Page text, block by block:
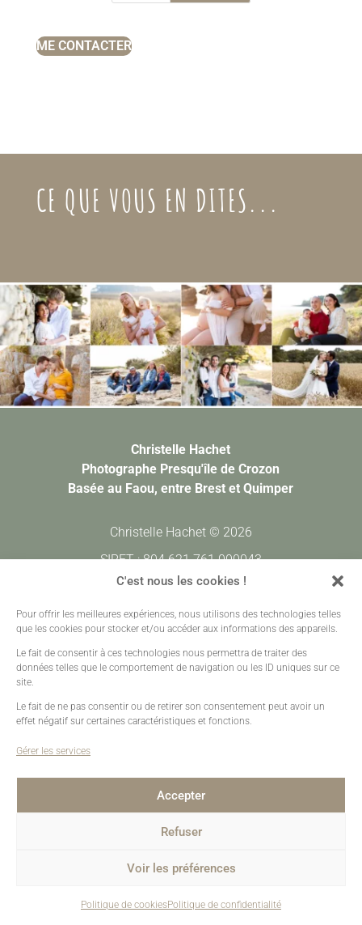
C'est nous les cookies !
Pour offrir les meilleures expériences, nous utilisons des technologies telles
que les cookies pour stocker et/ou accéder aux informations des appareils.
Le fait de consentir à ces technologies nous permettra de traiter des
données telles que le comportement de navigation ou les ID uniques sur ce
site.
Le fait de ne pas consentir ou de retirer son consentement peut avoir un
effet négatif sur certaines caractéristiques et fonctions.
Gérer les services
Accepter
Refuser
Voir les préférences
Politique de cookiesPolitique de confidentialité
ME CONTACTER
CE QUE VOUS EN DITES...
Christelle Hachet
Photographe Presqu'île de Crozon
Basée au Faou, entre Brest et Quimper
Christelle Hachet © 2026
SIRET : 804 621 761 000043
CODE APE : 7420Z
Prestations •Galeries Clients •
Contact